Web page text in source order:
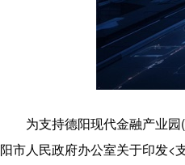
为支持德阳现代金融产业
阳市人民政府办公室关于印发<